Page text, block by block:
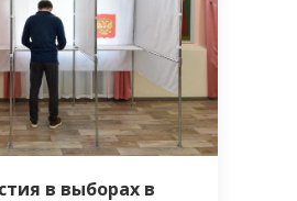
в выборах в